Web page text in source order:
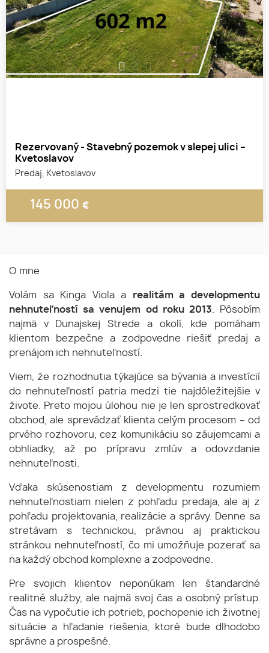
1 2 3
Rezervovaný - Stavebný pozemok v slepej ulici –
Kvetoslavov
Predaj, Kvetoslavov
145 000 €
O mne
Volám sa Kinga Viola a realitám a developmentu
nehnuteľností sa venujem od roku 2013. Pôsobím
najmä v Dunajskej Strede a okolí, kde pomáham
klientom bezpečne a zodpovedne riešiť predaj a
prenájom ich nehnuteľností.
Viem, že rozhodnutia týkajúce sa bývania a investícií
do nehnuteľností patria medzi tie najdôležitejšie v
živote. Preto mojou úlohou nie je len sprostredkovať
obchod, ale sprevádzať klienta celým procesom – od
prvého rozhovoru, cez komunikáciu so záujemcami a
obhliadky, až po prípravu zmlúv a odovzdanie
nehnuteľnosti.
Vďaka skúsenostiam z developmentu rozumiem
nehnuteľnostiam nielen z pohľadu predaja, ale aj z
pohľadu projektovania, realizácie a správy. Denne sa
stretávam s technickou, právnou aj praktickou
stránkou nehnuteľností, čo mi umožňuje pozerať sa
na každý obchod komplexne a zodpovedne.
Pre svojich klientov neponúkam len štandardné
realitné služby, ale najmä svoj čas a osobný prístup.
Čas na vypočutie ich potrieb, pochopenie ich životnej
situácie a hľadanie riešenia, ktoré bude dlhodobo
správne a prospešné.